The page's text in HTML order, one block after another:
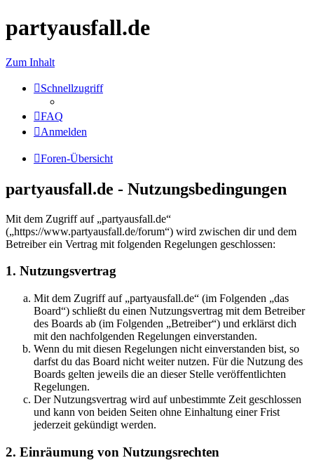
partyausfall.de
Zum Inhalt
Schnellzugriff
FAQ
Anmelden
Foren-Übersicht
partyausfall.de - Nutzungsbedingungen
Mit dem Zugriff auf „partyausfall.de“
(„https://www.partyausfall.de/forum“) wird zwischen dir und dem
Betreiber ein Vertrag mit folgenden Regelungen geschlossen:
1. Nutzungsvertrag
Mit dem Zugriff auf „partyausfall.de“ (im Folgenden „das
Board“) schließt du einen Nutzungsvertrag mit dem Betreiber
des Boards ab (im Folgenden „Betreiber“) und erklärst dich
mit den nachfolgenden Regelungen einverstanden.
Wenn du mit diesen Regelungen nicht einverstanden bist, so
darfst du das Board nicht weiter nutzen. Für die Nutzung des
Boards gelten jeweils die an dieser Stelle veröffentlichten
Regelungen.
Der Nutzungsvertrag wird auf unbestimmte Zeit geschlossen
und kann von beiden Seiten ohne Einhaltung einer Frist
jederzeit gekündigt werden.
2. Einräumung von Nutzungsrechten